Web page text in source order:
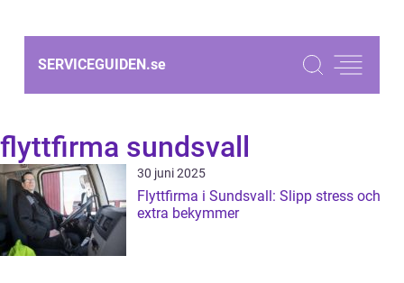
SERVICEGUIDEN.se
flyttfirma sundsvall
30 juni 2025
Flyttfirma i Sundsvall: Slipp stress och
extra bekymmer